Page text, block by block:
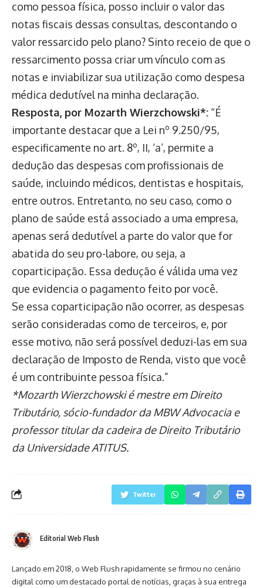
como pessoa física, posso incluir o valor das
notas fiscais dessas consultas, descontando o
valor ressarcido pelo plano? Sinto receio de que o
ressarcimento possa criar um vínculo com as
notas e inviabilizar sua utilização como despesa
médica dedutível na minha declaração.
Resposta, por Mozarth Wierzchowski*: “É
importante destacar que a Lei nº 9.250/95,
especificamente no art. 8º, II, ‘a’, permite a
dedução das despesas com profissionais de
saúde, incluindo médicos, dentistas e hospitais,
entre outros. Entretanto, no seu caso, como o
plano de saúde está associado a uma empresa,
apenas será dedutível a parte do valor que for
abatida do seu pro-labore, ou seja, a
coparticipação. Essa dedução é válida uma vez
que evidencia o pagamento feito por você.
Se essa coparticipação não ocorrer, as despesas
serão consideradas como de terceiros, e, por
esse motivo, não será possível deduzi-las em sua
declaração de Imposto de Renda, visto que você
é um contribuinte pessoa física.”
*Mozarth Wierzchowski é mestre em Direito
Tributário, sócio-fundador da MBW Advocacia e
professor titular da cadeira de Direito Tributário
da Universidade ATITUS.
Twitter
Editorial Web Flush
Lançado em 2018, o Web Flush rapidamente se firmou no cenário
digital como um destacado portal de notícias, graças à sua entrega